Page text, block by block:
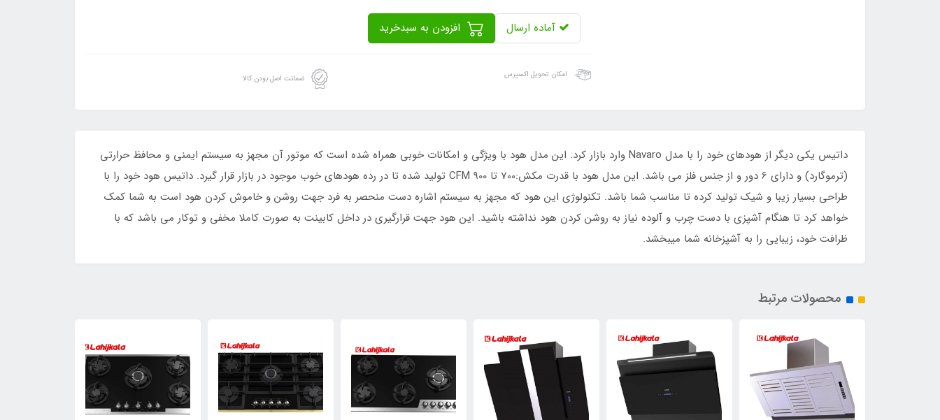
آماده ارسال
امکان تحویل اکسپرس ضمانت اصل بودن کالا
داتیس یکی دیگر از هودهای خود را با مدل Navaro وارد بازار کرد. این مدل هود با ویژگی و امکانات خوبی همراه شده است که موتور آن مجهز به سیستم ایمنی و محافظ حرارتی
(ترموگارد) و دارای 6 دور و از جنس فلز می باشد. این مدل هود با قدرت مکش:700 تا 900 CFM تولید شده تا در رده هودهای خوب موجود در بازار قرار گیرد. داتیس هود خود را با
طراحی بسیار زیبا و شیک تولید کرده تا مناسب شما باشد. تکنولوژی این هود که مجهز به سیستم اشاره دست منحصر به فرد جهت روشن و خاموش کردن هود است به شما کمک
خواهد کرد تا هنگام آشپزی با دست چرب و آلوده نیاز به روشن کردن هود نداشته باشید. این هود جهت قرارگیری در داخل کابینت به صورت کاملا مخفی و توکار می باشد که با
ظرافت خود، زیبایی را به آشپزخانه شما میبخشد.
محصولات مرتبط